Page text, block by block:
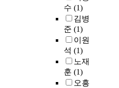
수 (1)
김병
준 (1)
이원
석 (1)
노재
훈 (1)
오흥